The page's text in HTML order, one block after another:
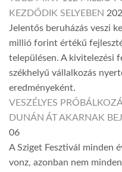
KEZDŐDIK SELYEBEN
Jelentős beruházás veszi
millió forint értékű
településen. A kivitelezési
székhelyű vállalkozás
eredményeként.
VESZÉLYES
DUNÁN ÁT AKARNAK
06
A Sziget Fesztivál minden
vonz, azonban nem